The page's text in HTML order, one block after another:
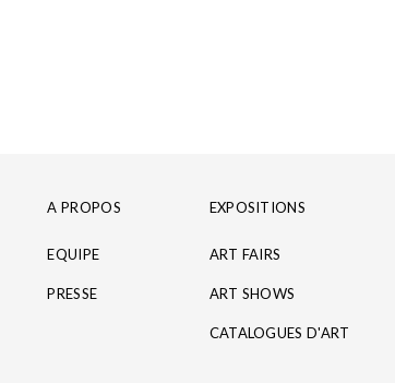
A PROPOS
EQUIPE
PRESSE
EXPOSITIONS
ART FAIRS
ART SHOWS
CATALOGUES D'ART